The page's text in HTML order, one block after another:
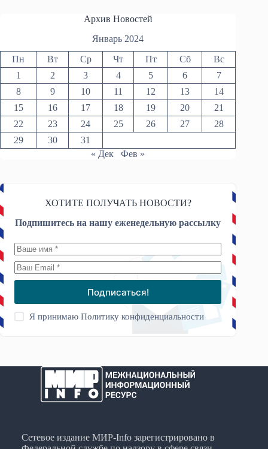
Архив Новостей
Январь 2024
Пн Вт Ср Чт Пт Сб
Вс
1
2 3 4 5 6
7
8
9 10 11 12 13
14
15
16 17 18 19 20
21
22
23 24 25 26 27
28
29
30
31
« Дек
Фев »
ХОТИТЕ ПОЛУЧАТЬ НОВОСТИ?
Подпишитесь на нашу еженедельную рассылку
Подписаться!
Я принимаюПолитику конфиденциальности
Сетевое издание МИР-Info зарегистрировано в